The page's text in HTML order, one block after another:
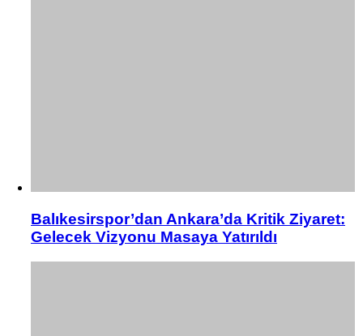
Balıkesirspor’dan Ankara’da Kritik Ziyaret:
Gelecek Vizyonu Masaya Yatırıldı